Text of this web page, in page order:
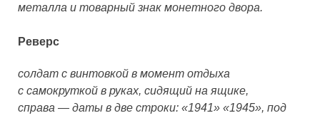
1941-
металла и товарный знак монетного двора.
Реверс
солдат с винтовкой в момент отдыха
с самокруткой в руках, сидящий на ящике,
справа — даты в две строки: «1941» «1945», под